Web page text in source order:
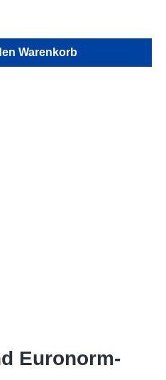
Wert ein
Warenkorb
Euronorm-